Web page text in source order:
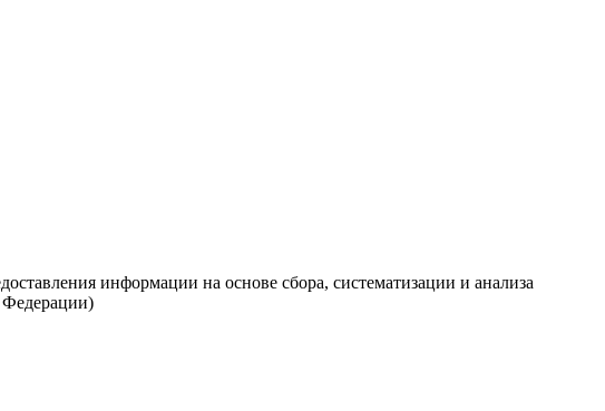
информации на основе сбора, систематизации и анализа
Федерации)